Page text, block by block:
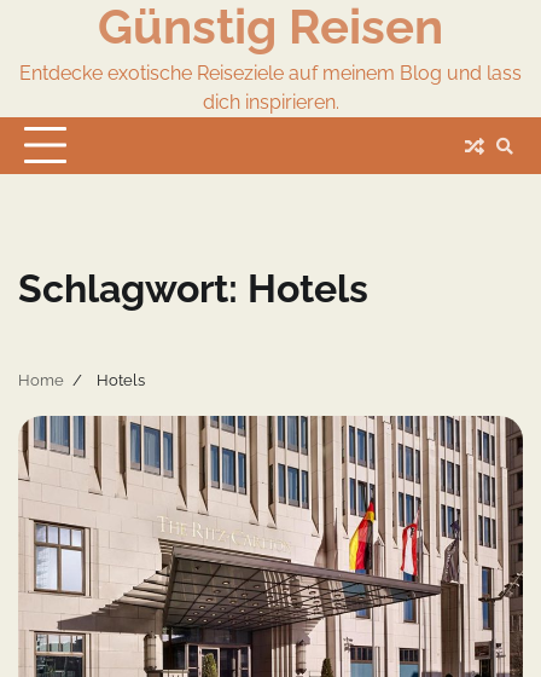
content
Günstig Reisen
Entdecke exotische Reiseziele auf meinem Blog und lass
dich inspirieren.
Schlagwort: Hotels
Home Hotels